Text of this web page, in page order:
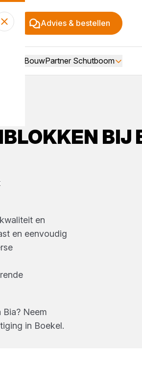
Advies & bestellen
Over BouwPartner Schutboom
BIJ
en
en eenvoudig
Bia? Neem
in Boekel.